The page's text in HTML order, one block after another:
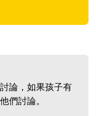
論，如果孩子有
們討論。